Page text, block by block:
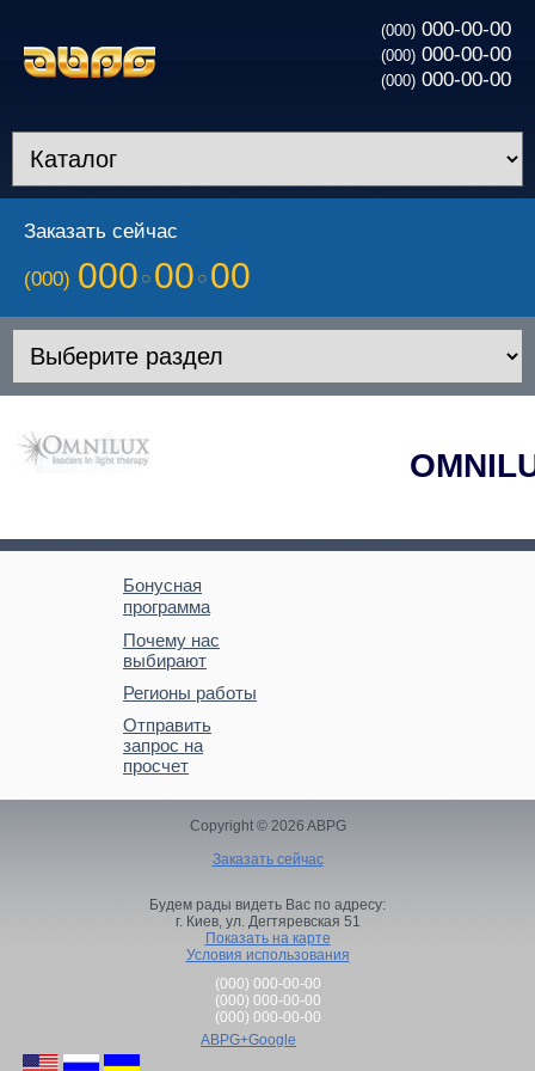
(000) 000-00-00
(000) 000-00-00
(000) 000-00-00
Заказать сейчас
(000) 000 00 00
Бонусная
программа
Почему нас
выбирают
Регионы работы
Отправить
запрос на
просчет
Copyright © 2026 ABPG
Заказать сейчас
Будем рады видеть Вас по адресу:
г. Киев, ул. Дегтяревская 51
Показать на карте
Условия использования
(000) 000-00-00
(000) 000-00-00
(000) 000-00-00
ABPG+Google